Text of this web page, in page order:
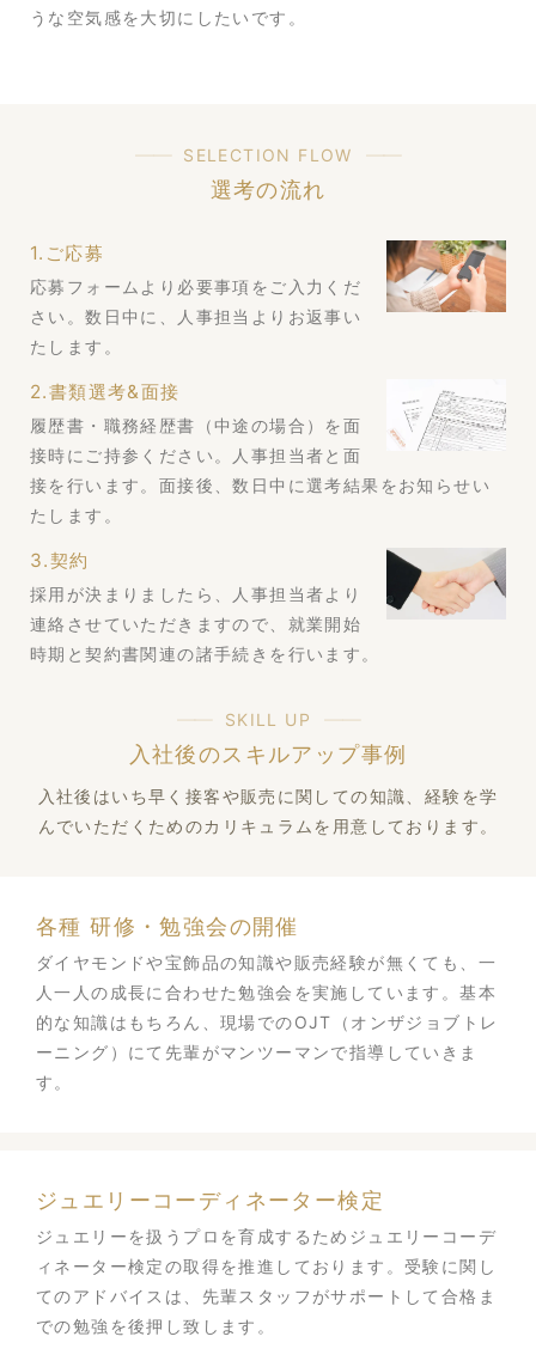
うな空気感を大切にしたいです。
SELECTION FLOW
選考の流れ
1.ご応募
応募フォームより必要事項をご入力くだ
さい。数日中に、人事担当よりお返事い
たします。
2.書類選考&面接
履歴書・職務経歴書（中途の場合）を面
接時にご持参ください。人事担当者と面
接を行います。面接後、数日中に選考結果をお知らせい
たします。
3.契約
採用が決まりましたら、人事担当者より
連絡させていただきますので、就業開始
時期と契約書関連の諸手続きを行います。
SKILL UP
入社後のスキルアップ事例
入社後はいち早く接客や販売に関しての知識、経験を学
んでいただくためのカリキュラムを用意しております。
各種 研修・勉強会の開催
ダイヤモンドや宝飾品の知識や販売経験が無くても、一
人一人の成長に合わせた勉強会を実施しています。基本
的な知識はもちろん、現場でのOJT（オンザジョブトレ
ーニング）にて先輩がマンツーマンで指導していきま
す。
ジュエリーコーディネーター検定
ジュエリーを扱うプロを育成するためジュエリーコーデ
ィネーター検定の取得を推進しております。受験に関し
てのアドバイスは、先輩スタッフがサポートして合格ま
での勉強を後押し致します。